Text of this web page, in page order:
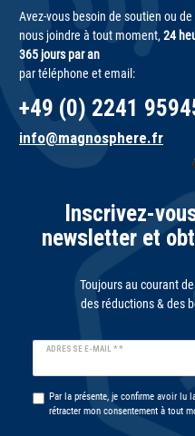
Avez-vous besoin de soutien ou
nous joindre à tout moment, 24
365 jours par an
par téléphone et email:
+49 (0) 2241
info@magnosphere.fr
Inscrivez-
newsletter et
Toujours au courant
des réductions & des
ADRESSE E-MAIL **
Par la présente, je confirme avoir lu
rétracter mon consentement à tout